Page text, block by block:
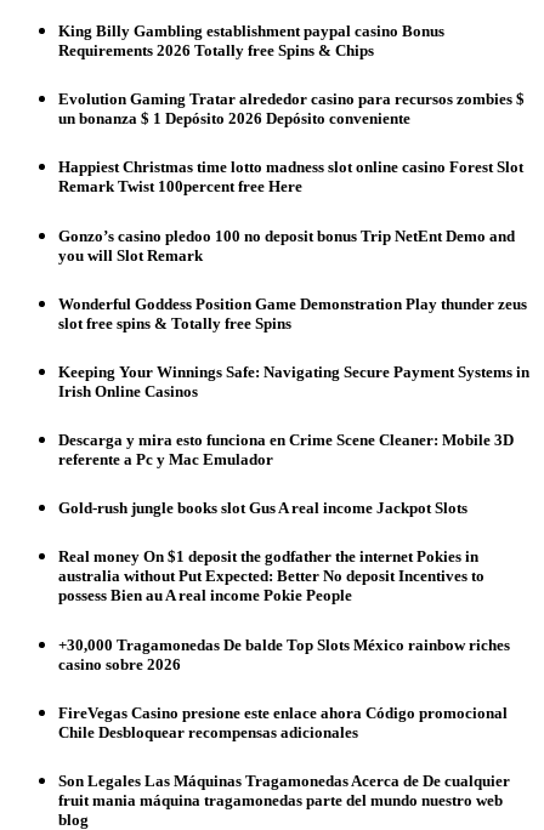
King Billy Gambling establishment paypal casino Bonus
Requirements 2026 Totally free Spins & Chips
Evolution Gaming Tratar alrededor casino para recursos zombies $
un bonanza $ 1 Depósito 2026 Depósito conveniente
Happiest Christmas time lotto madness slot online casino Forest Slot
Remark Twist 100percent free Here
Gonzo’s casino pledoo 100 no deposit bonus Trip NetEnt Demo and
you will Slot Remark
Wonderful Goddess Position Game Demonstration Play thunder zeus
slot free spins & Totally free Spins
Keeping Your Winnings Safe: Navigating Secure Payment Systems in
Irish Online Casinos
Descarga y mira esto funciona en Crime Scene Cleaner: Mobile 3D
referente a Pc y Mac Emulador
Gold-rush jungle books slot Gus A real income Jackpot Slots
Real money On $1 deposit the godfather the internet Pokies in
australia without Put Expected: Better No deposit Incentives to
possess Bien au A real income Pokie People
+30,000 Tragamonedas De balde Top Slots México rainbow riches
casino sobre 2026
FireVegas Casino presione este enlace ahora Código promocional
Chile Desbloquear recompensas adicionales
Son Legales Las Máquinas Tragamonedas Acerca de De cualquier
fruit mania máquina tragamonedas parte del mundo nuestro web
blog